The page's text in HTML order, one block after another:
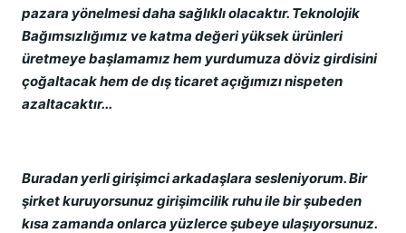
pazara yönelmesi daha sağlıklı olacaktır. Teknolojik
Bağımsızlığımız ve katma değeri yüksek ürünleri
üretmeye başlamamız hem yurdumuza döviz girdisini
çoğaltacak hem de dış ticaret açığımızı nispeten
azaltacaktır...
Buradan yerli girişimci arkadaşlara sesleniyorum. Bir
şirket kuruyorsunuz girişimcilik ruhu ile bir şubeden
kısa zamanda onlarca yüzlerce şubeye ulaşıyorsunuz.